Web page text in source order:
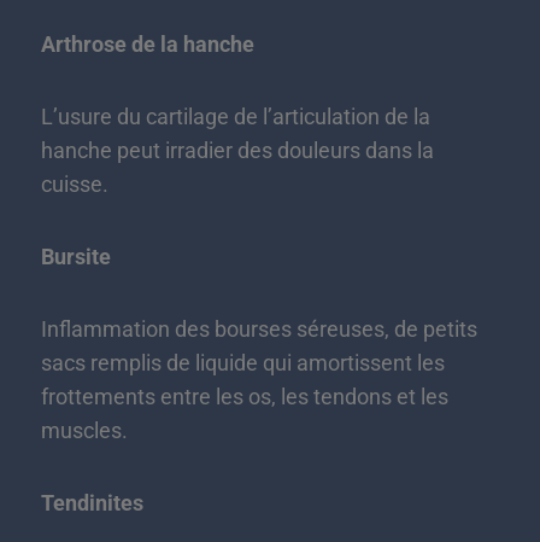
Arthrose de la hanche
L’usure du cartilage de l’articulation de la
hanche peut irradier des douleurs dans la
cuisse.
Bursite
Inflammation des bourses séreuses, de petits
sacs remplis de liquide qui amortissent les
frottements entre les os, les tendons et les
muscles.
Tendinites